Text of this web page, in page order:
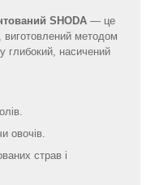
SHODA — це
виготовлений методом
глибокий, насичений
овочів.
страв і